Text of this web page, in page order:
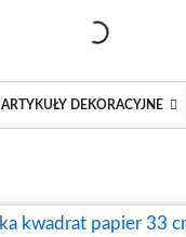
ARTYKUŁY DEKORACYJNE